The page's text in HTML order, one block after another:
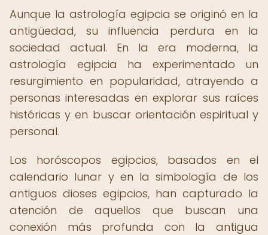
Aunque la astrología egipcia se originó en la
antigüedad, su influencia perdura en la
sociedad actual. En la era moderna, la
astrología egipcia ha experimentado un
resurgimiento en popularidad, atrayendo a
personas interesadas en explorar sus raíces
históricas y en buscar orientación espiritual y
personal.
Los horóscopos egipcios, basados en el
calendario lunar y en la simbología de los
antiguos dioses egipcios, han capturado la
atención de aquellos que buscan una
conexión más profunda con la antigua